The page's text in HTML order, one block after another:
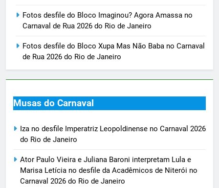
Fotos desfile do Bloco Imaginou? Agora Amassa no
Carnaval de Rua 2026 do Rio de Janeiro
Fotos desfile do Bloco Xupa Mas Não Baba no Carnaval
de Rua 2026 do Rio de Janeiro
Musas do Carnaval
Iza no desfile Imperatriz Leopoldinense no Carnaval 2026
do Rio de Janeiro
Ator Paulo Vieira e Juliana Baroni interpretam Lula e
Marisa Letícia no desfile da Acadêmicos de Niterói no
Carnaval 2026 do Rio de Janeiro